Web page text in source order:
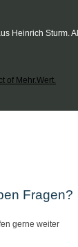
Heinrich Sturm.
of Mehr.Wert.
Fragen?
gerne weiter